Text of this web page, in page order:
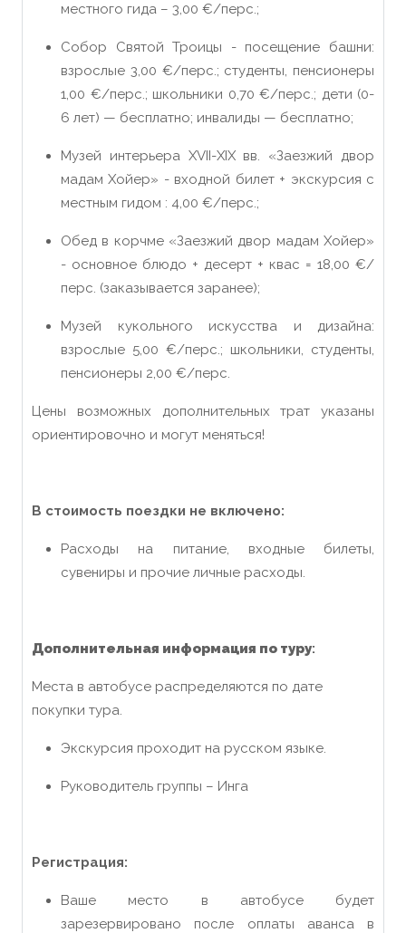
местного гида – 3,00 €/перс.;
Собор Святой Троицы - посещение башни:
взрослые 3,00 €/перс.; студенты, пенсионеры
1,00 €/перс.; школьники 0,70 €/перс.; дети (0-
6 лет) — бесплатно; инвалиды — бесплатно;
Музей интерьера XVII-XIX вв. «Заезжий двор
мадам Хойер» - входной билет + экскурсия с
местным гидом : 4,00 €/перс.;
Обед в корчме «Заезжий двор мадам Хойер»
- основное блюдо + десерт + квас = 18,00 €/
перс. (заказывается заранее);
Музей кукольного искусства и дизайна:
взрослые 5,00 €/перс.; школьники, студенты,
пенсионеры 2,00 €/перс.
Цены возможных дополнительных трат указаны
ориентировочно и могут меняться!
В стоимость поездки не включено:
Расходы на питание, входные билеты,
сувениры и прочие личные расходы.
Дополнительная информация по туру:
Места в автобусе распределяются по дате
покупки тура.
Экскурсия проходит на русском языке.
Руководитель группы – Инга
Регистрация:
Ваше место в автобусе будет
зарезервировано после оплаты аванса в